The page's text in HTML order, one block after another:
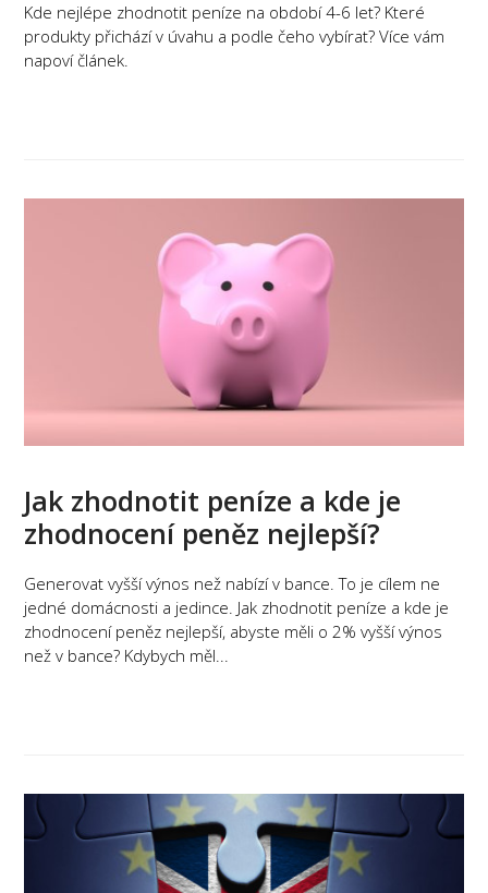
Kde nejlépe zhodnotit peníze na období 4-6 let? Které
produkty přichází v úvahu a podle čeho vybírat? Více vám
napoví článek.
Jak zhodnotit peníze a kde je
zhodnocení peněz nejlepší?
Generovat vyšší výnos než nabízí v bance. To je cílem ne
jedné domácnosti a jedince. Jak zhodnotit peníze a kde je
zhodnocení peněz nejlepší, abyste měli o 2% vyšší výnos
než v bance? Kdybych měl...